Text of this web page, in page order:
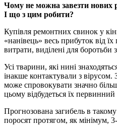
Чому не можна завезти нових
І що з цим робити?
Купівля ремонтних свинок у
«нанівець» весь прибуток від
витрати, виділені для боротьби
Усі тварини, які нині
інакше контактували з
може спровокувати значно
цьому відбудеться їх первинний
Прогнозована загибель в
поросят протягом, як мінімум,